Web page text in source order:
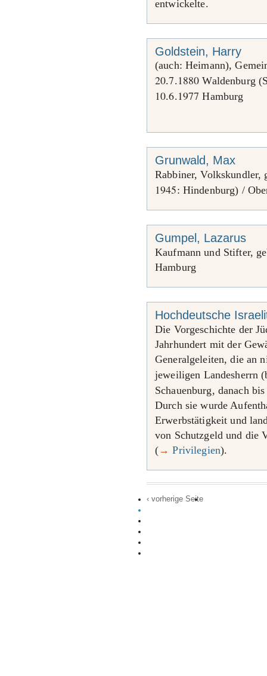
entwickelte.
Goldstein, Harry
(auch: Heimann),
20.7.1880 Waldenburg
10.6.1977 Hamburg
Grunwald, Max
Rabbiner, Volkskundler,
1945: Hindenburg) /
Gumpel, Lazarus
Kaufmann und Stifter,
Hamburg
Hochdeutsche
Die Vorgeschichte der
Jahrhundert mit der
Generalgeleiten, die an
jeweiligen Landesherrn
Schauenburg, danach
Durch sie wurde
Erwerbstätigkeit und
von Schutzgeld und die
(→ Privilegien).
‹ vorherige Seite